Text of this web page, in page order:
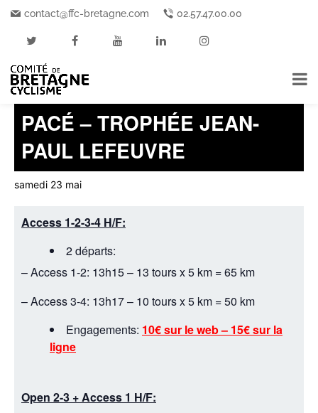
contact@ffc-bretagne.com 02.57.47.00.00
« Tous les Événements
Cet événement est passé.
PACÉ – TROPHÉE JEAN-
PAUL LEFEUVRE
samedi 23 mai
Access 1-2-3-4 H/F:
2 départs:
– Access 1-2: 13h15 – 13 tours x 5 km = 65 km
– Access 3-4: 13h17 – 10 tours x 5 km = 50 km
Engagements: 10€ sur le web – 15€ sur la
ligne
Open 2-3 + Access 1 H/F: